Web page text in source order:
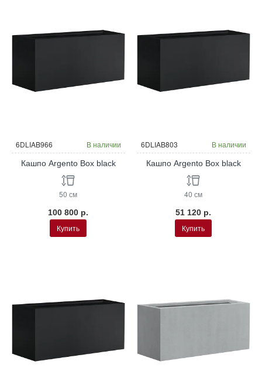
6DLIAB966 В наличии
Кашпо Argento Box black
50 см
100 800 р.
Купить
6DLIAB803 В наличии
Кашпо Argento Box black
40 см
51 120 р.
Купить